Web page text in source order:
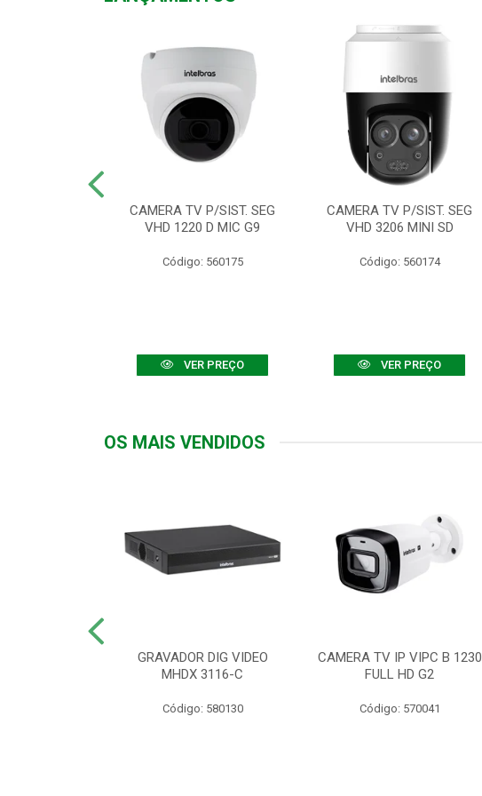
CAMERA TV P/SIST. SEG
VHD 1220 D MIC G9
Código: 560175
VER PREÇO
CAMERA TV P/SIST. SEG
VHD 3206 MINI SD
Código: 560174
VER PREÇO
OS MAIS VENDIDOS
GRAVADOR DIG VIDEO
MHDX 3116-C
Código: 580130
CAMERA TV IP VIPC B 1230
FULL HD G2
Código: 570041